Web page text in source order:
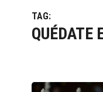
TAG:
QUÉDATE